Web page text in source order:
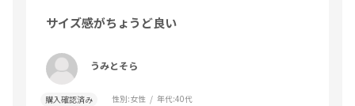
サイズ感がちょうど良い
うみとそら
購入確認済み 性別:女性 年代:40代